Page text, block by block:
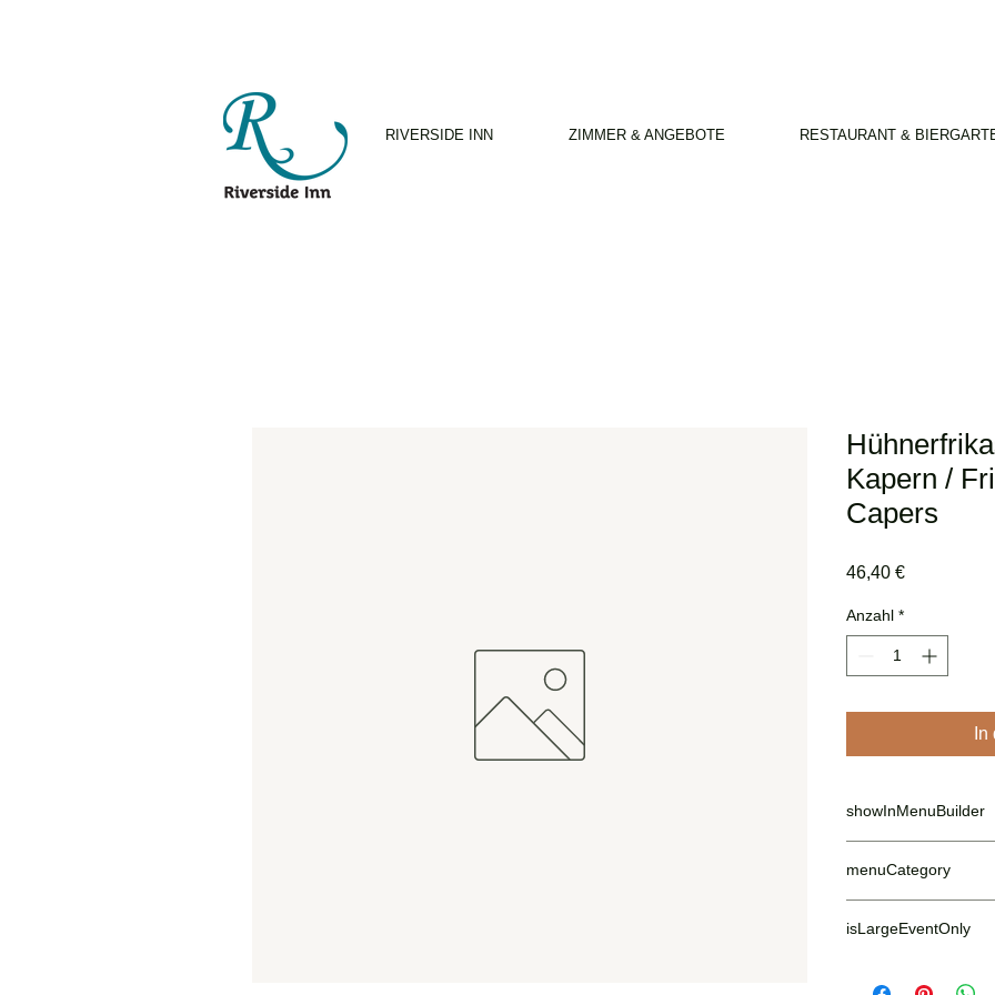
RIVERSIDE INN ZIMMER & ANGEBOTE RESTAURANT &
Kapern /
Capers
46,40 €Preis
Anzahl *
showInMenuBuilder
menuCategory
isLargeEventOnly